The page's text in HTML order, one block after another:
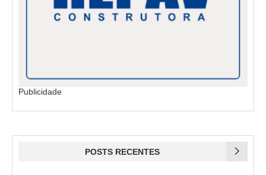
Publicidade
POSTS RECENTES